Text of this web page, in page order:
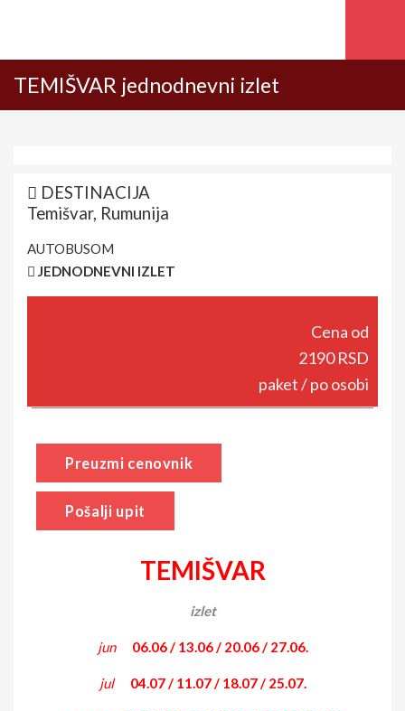
TEMIŠVAR jednodnevni izlet
DESTINACIJA
Temišvar, Rumunija
AUTOBUSOM
JEDNODNEVNI IZLET
Cena od
2190 RSD
paket / po osobi
Preuzmi cenovnik
Pošalji upit
TEMIŠVAR
izlet
jun 06.06 / 13.06 / 20.06 / 27.06.
jul 04.07 / 11.07 / 18.07 / 25.07.